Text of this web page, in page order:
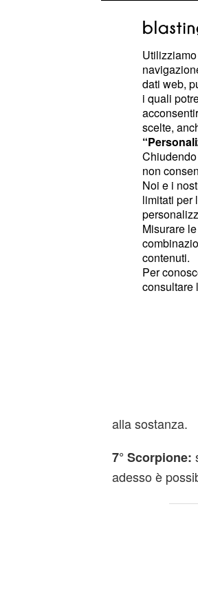
10° Acquario:
parlatene
molto meglio.
sorpresa.
9° Vergine:
fatevi troppi
punto di vista
occhi ben
difficoltosa la
alla sostanza.
7° Scorpione:
adesso è
dati web,
i quali
scelte,
non
Noi e i
limitati per
Misurare
contenuti.
Per
consultare